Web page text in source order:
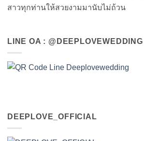
สาวทุกท่านให้สวยงามมานับไม่ถ้วน
LINE OA : @DEEPLOVEWEDDING
DEEPLOVE_OFFICIAL